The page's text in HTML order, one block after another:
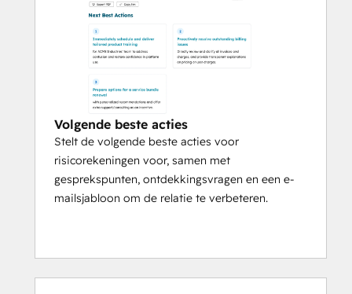
Volgende beste acties
Stelt de volgende beste acties voor
risicorekeningen voor, samen met
gesprekspunten, ontdekkingsvragen en een e-
mailsjabloon om de relatie te verbeteren.